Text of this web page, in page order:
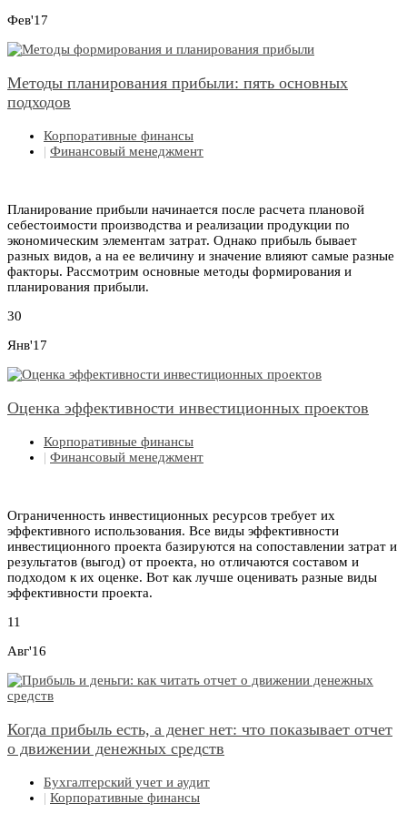
Фев'17
Методы планирования прибыли: пять основных
подходов
Корпоративные финансы
| Финансовый менеджмент
Планирование прибыли начинается после расчета плановой
себестоимости производства и реализации продукции по
экономическим элементам затрат. Однако прибыль бывает
разных видов, а на ее величину и значение влияют самые разные
факторы. Рассмотрим основные методы формирования и
планирования прибыли.
30
Янв'17
Оценка эффективности инвестиционных проектов
Корпоративные финансы
| Финансовый менеджмент
Ограниченность инвестиционных ресурсов требует их
эффективного использования. Все виды эффективности
инвестиционного проекта базируются на сопоставлении затрат и
результатов (выгод) от проекта, но отличаются составом и
подходом к их оценке. Вот как лучше оценивать разные виды
эффективности проекта.
11
Авг'16
Когда прибыль есть, а денег нет: что показывает отчет
о движении денежных средств
Бухгалтерский учет и аудит
| Корпоративные финансы